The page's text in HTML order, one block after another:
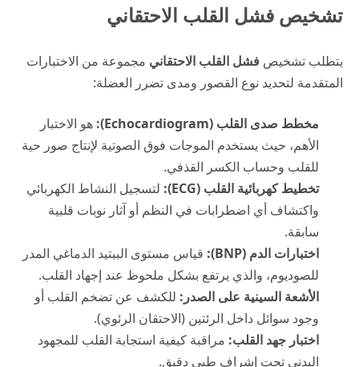
تشخيص فشل القلب الاحتقاني
يتطلب تشخيص فشل القلب الاحتقاني مجموعة من الاختبارات
المتقدمة لتحديد نوع القصور ومدى تضرر العضلة:
مخطط صدى القلب (Echocardiogram):
هو الاختبار
الأهم، حيث يستخدم الموجات فوق الصوتية لإنتاج صور حية
للقلب وحساب الكسر القذفي.
تخطيط كهربائية القلب (ECG):
لتسجيل النشاط الكهربائي
واكتشاف أي اضطرابات في النظم أو آثار نوبات قلبية
سابقة.
اختبارات الدم (BNP):
قياس مستوى الببتيد الدماغي المدر
للصوديوم، والذي يرتفع بشكل ملحوظ عند إجهاد القلب.
الأشعة السينية على الصدر: للكشف عن تضخم القلب أو
وجود سوائل داخل الرئتين (الاحتقان الرئوي).
اختبار جهد القلب: مراقبة كيفية استجابة القلب للمجهود
البدني تحت إشراف طبي دقيق.